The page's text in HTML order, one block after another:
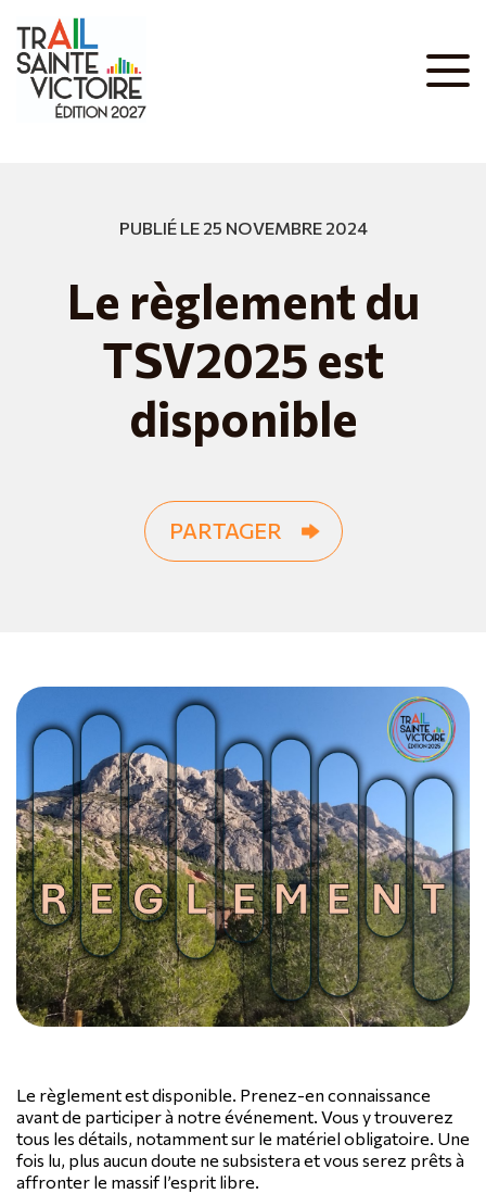
PUBLIÉ LE 25 NOVEMBRE 2024
Le règlement du
TSV2025 est
disponible
PARTAGER
Le règlement est disponible. Prenez-en connaissance
avant de participer à notre événement. Vous y trouverez
tous les détails, notamment sur le matériel obligatoire. Une
fois lu, plus aucun doute ne subsistera et vous serez prêts à
affronter le massif l’esprit libre.